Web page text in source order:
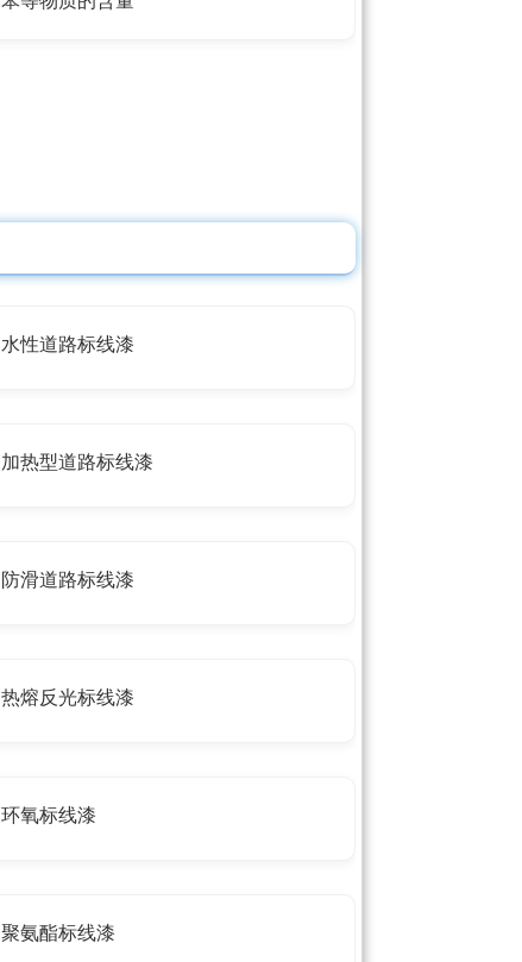
水性道路标线漆
加热型道路标线漆
防滑道路标线漆
热熔反光标线漆
环氧标线漆
聚氨酯标线漆